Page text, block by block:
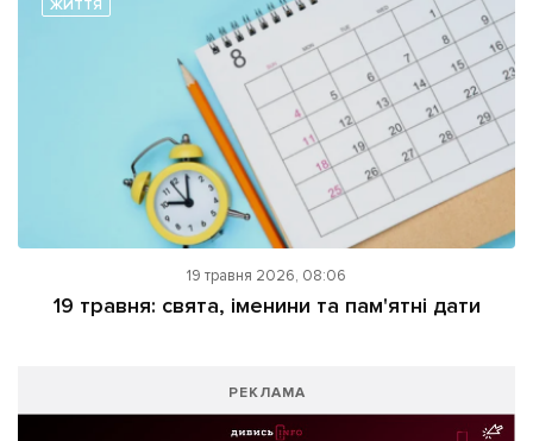
ЖИТТЯ
19 травня 2026, 08:06
19 травня: свята, іменини та пам'ятні дати
РЕКЛАМА